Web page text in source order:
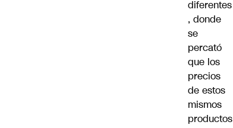
diferentes
, donde
se
percató
que los
precios
de estos
mismos
productos